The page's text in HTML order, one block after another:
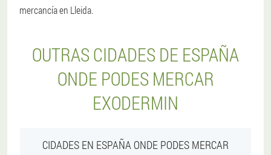
mercancía en Lleida.
OUTRAS CIDADES DE ESPAÑA
ONDE PODES MERCAR
EXODERMIN
CIDADES EN ESPAÑA ONDE PODES MERCAR